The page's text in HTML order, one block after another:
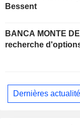
Bessent
BANCA MONTE DEI
recherche
Dernières